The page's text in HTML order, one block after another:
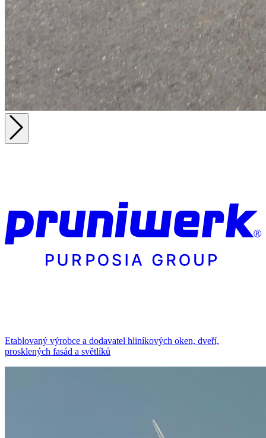
Etablovaný výrobce a dodavatel hliníkových oken, dveří,
prosklených fasád a světlíků